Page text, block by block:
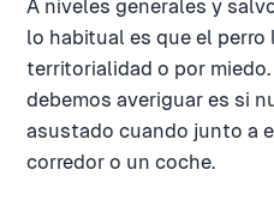
A niveles generales y
lo habitual es que el perro
territorialidad o por
debemos averiguar es si
asustado cuando junto a
corredor o un coche.